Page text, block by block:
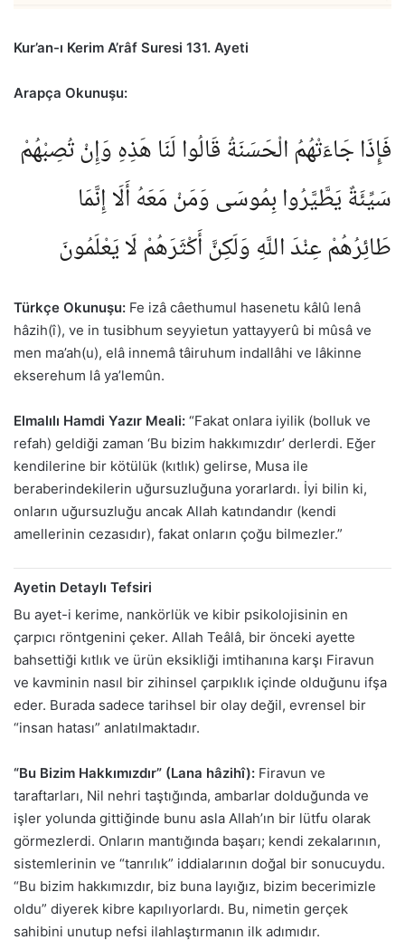
Kur’an-ı Kerim A’râf Suresi 131. Ayeti
Arapça Okunuşu:
فَإِذَا جَاءَتْهُمُ الْحَسَنَةُ قَالُوا لَنَا هَذِهِ وَإِنْ تُصِبْهُمْ
سَيِّئَةٌ يَطَّيَّرُوا بِمُوسَى وَمَنْ مَعَهُ أَلَا إِنَّمَا
طَائِرُهُمْ عِنْدَ اللَّهِ وَلَكِنَّ أَكْثَرَهُمْ لَا يَعْلَمُونَ
Türkçe Okunuşu: Fe izâ câethumul hasenetu kâlû lenâ
hâzih(î), ve in tusibhum seyyietun yattayyerû bi mûsâ ve
men ma’ah(u), elâ innemâ tâiruhum indallâhi ve lâkinne
ekserehum lâ ya’lemûn.
Elmalılı Hamdi Yazır Meali: “Fakat onlara iyilik (bolluk ve
refah) geldiği zaman ‘Bu bizim hakkımızdır’ derlerdi. Eğer
kendilerine bir kötülük (kıtlık) gelirse, Musa ile
beraberindekilerin uğursuzluğuna yorarlardı. İyi bilin ki,
onların uğursuzluğu ancak Allah katındandır (kendi
amellerinin cezasıdır), fakat onların çoğu bilmezler.”
Ayetin Detaylı Tefsiri
Bu ayet-i kerime, nankörlük ve kibir psikolojisinin en
çarpıcı röntgenini çeker. Allah Teâlâ, bir önceki ayette
bahsettiği kıtlık ve ürün eksikliği imtihanına karşı Firavun
ve kavminin nasıl bir zihinsel çarpıklık içinde olduğunu ifşa
eder. Burada sadece tarihsel bir olay değil, evrensel bir
“insan hatası” anlatılmaktadır.
“Bu Bizim Hakkımızdır” (Lana hâzihî): Firavun ve
taraftarları, Nil nehri taştığında, ambarlar dolduğunda ve
işler yolunda gittiğinde bunu asla Allah’ın bir lütfu olarak
görmezlerdi. Onların mantığında başarı; kendi zekalarının,
sistemlerinin ve “tanrılık” iddialarının doğal bir sonucuydu.
“Bu bizim hakkımızdır, biz buna layığız, bizim becerimizle
oldu” diyerek kibre kapılıyorlardı. Bu, nimetin gerçek
sahibini unutup nefsi ilahlaştırmanın ilk adımıdır.